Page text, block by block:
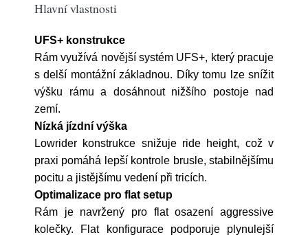
Hlavní vlastnosti
UFS+ konstrukce
Rám využívá novější systém UFS+, který pracuje
s delší montážní základnou. Díky tomu lze snížit
výšku rámu a dosáhnout nižšího postoje nad
zemí.
Nízká jízdní výška
Lowrider konstrukce snižuje ride height, což v
praxi pomáhá lepší kontrole brusle, stabilnějšímu
pocitu a jistějšímu vedení při tricích.
Optimalizace pro flat setup
Rám je navržený pro flat osazení aggressive
kolečky. Flat konfigurace podporuje plynulejší